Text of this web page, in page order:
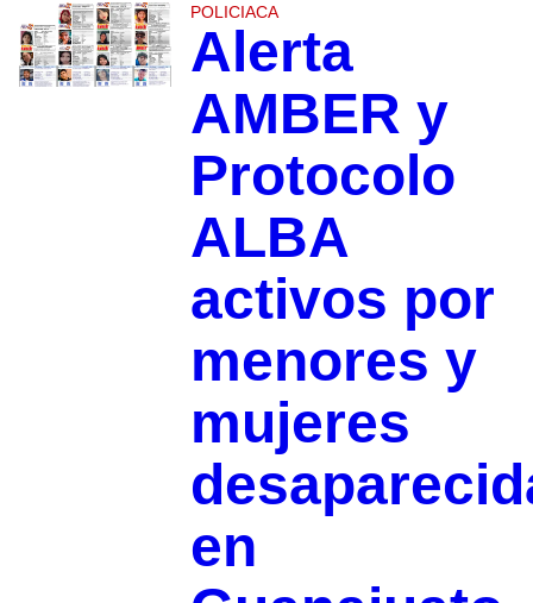
POLICIACA
Alerta
AMBER y
Protocolo
ALBA
activos por
menores y
mujeres
en